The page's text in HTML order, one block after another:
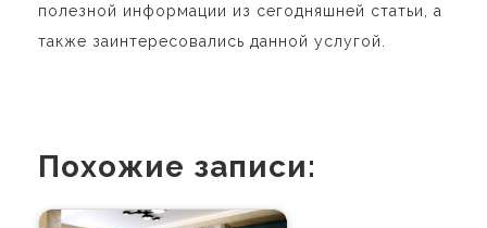
полезной информации из сегодняшней статьи, а
также заинтересовались данной услугой.
Похожие записи: